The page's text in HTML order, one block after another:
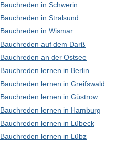
Bauchreden in Schwerin
Bauchreden in Stralsund
Bauchreden in Wismar
Bauchreden auf dem Darß
Bauchreden an der Ostsee
Bauchreden lernen in Berlin
Bauchreden lernen in Greifswald
Bauchreden lernen in Güstrow
Bauchreden lernen in Hamburg
Bauchreden lernen in Lübeck
Bauchreden lernen in Lübz